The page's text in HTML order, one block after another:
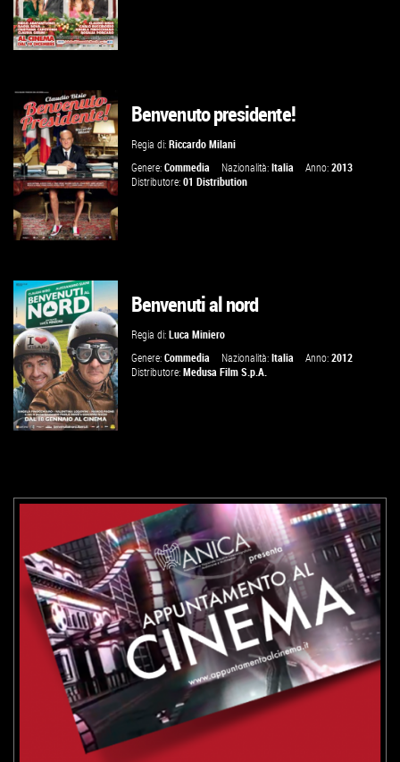
VAI ALLA SCHEDA
VAI ALLA SCHEDA
Benvenuto presidente!
Regia di:Riccardo Milani
Genere:Commedia Nazionalità:Italia Anno:2013
Distributore:01 Distribution
Benvenuti al nord
Regia di:Luca Miniero
Genere:Commedia Nazionalità:Italia Anno:2012
Distributore:Medusa Film S.p.A.